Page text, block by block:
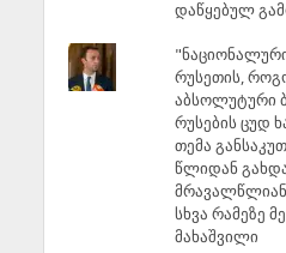
დაწყებულ
რუსეთის,
აბსოლუტური
რუსების ცუდ
თემა
წლიდან
სხვა რამეზე
მახაშვილი